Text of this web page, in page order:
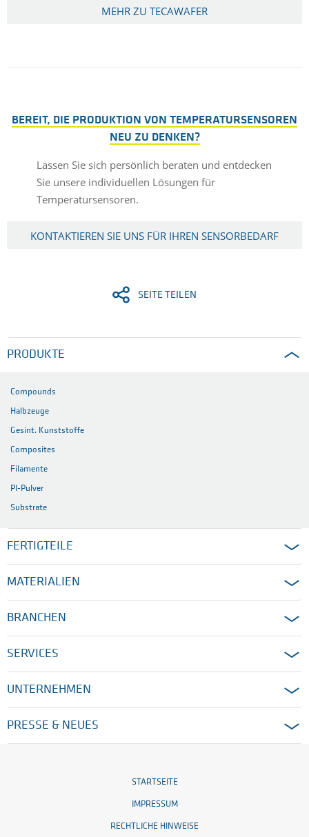
MEHR ZU TECAWAFER
BEREIT, DIE PRODUKTION VON TEMPERATURSENSOREN
NEU ZU DENKEN?
Lassen Sie sich persönlich beraten und entdecken
Sie unsere individuellen Lösungen für
Temperatursensoren.
KONTAKTIEREN SIE UNS FÜR IHREN SENSORBEDARF
SEITE TEILEN
PRODUKTE
Compounds
Halbzeuge
Gesint. Kunststoffe
Composites
Filamente
PI-Pulver
Substrate
FERTIGTEILE
MATERIALIEN
BRANCHEN
SERVICES
UNTERNEHMEN
PRESSE & NEUES
STARTSEITE
IMPRESSUM
RECHTLICHE HINWEISE